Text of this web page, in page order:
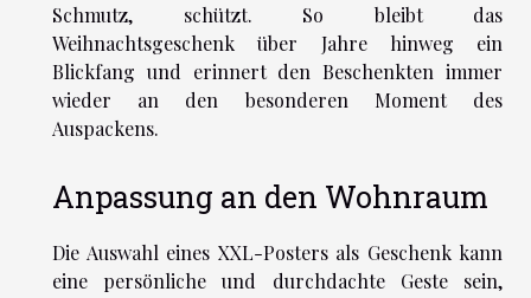
Schmutz, schützt. So bleibt das
Weihnachtsgeschenk über Jahre hinweg ein
Blickfang und erinnert den Beschenkten immer
wieder an den besonderen Moment des
Auspackens.
Anpassung an den Wohnraum
Die Auswahl eines XXL-Posters als Geschenk kann
eine persönliche und durchdachte Geste sein,